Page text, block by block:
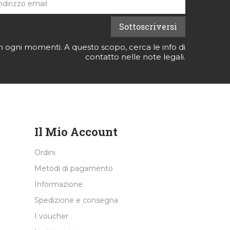
ogni momenti. A questo scopo, cerca le info di
contatto nelle note legali.
Il Mio Account
Ordini
Metodi di pagamento
Informazione
Spedizione e consegna
I voucher